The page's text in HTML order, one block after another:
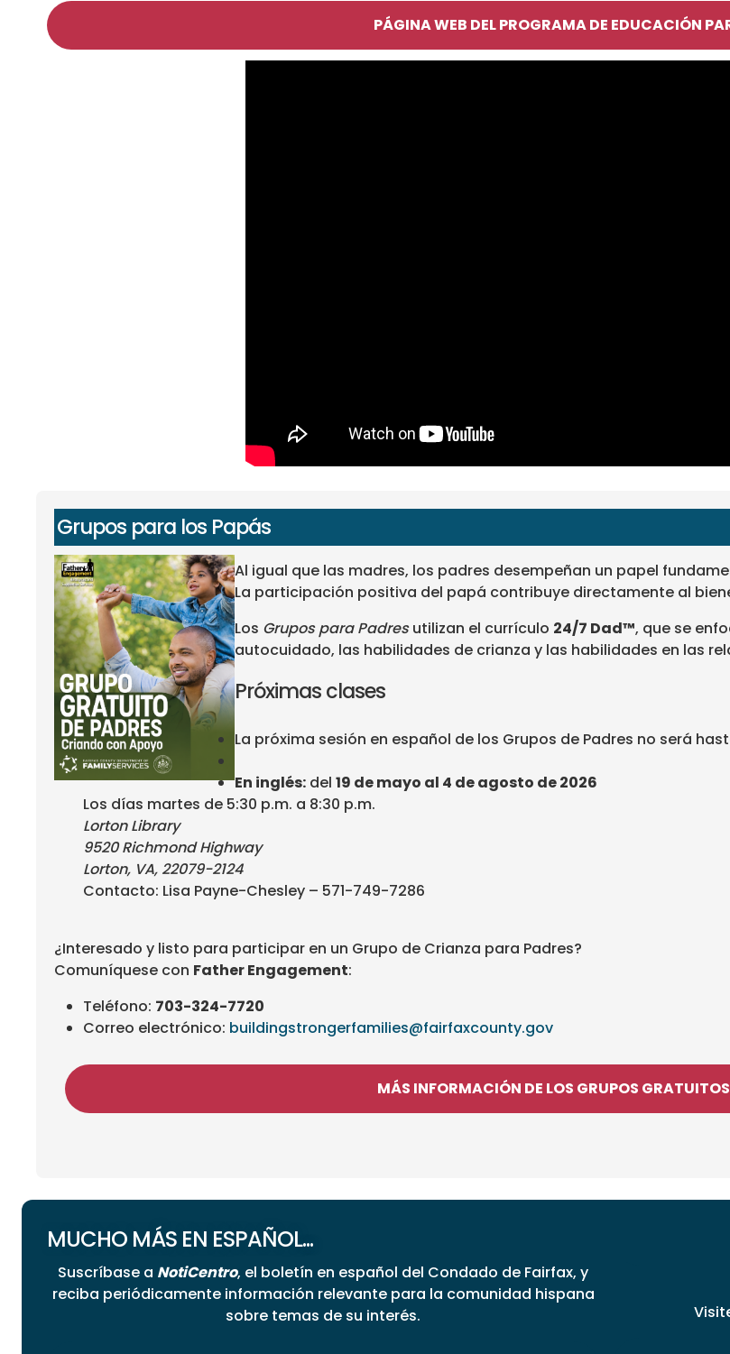
PÁGINA WEB DEL PROGRAMA DE EDUCACIÓN
Grupos para los Papás
Al igual que las madres, los padres desempeñan un papel
La participación positiva del papá contribuye directamente al
Los Grupos para Padresutilizan el currículo 24/7 Dad™, que se
autocuidado, las habilidades de crianza y las habilidades en las
Próximas clases
La próxima sesión en español de los Grupos de Padres no será
En inglés: del 19 de mayo al 4 de agosto de 2026
Los días martes de 5:30 p.m. a 8:30 p.m.
Lorton Library
9520 Richmond Highway
Lorton, VA, 22079-2124
Contacto: Lisa Payne-Chesley – 571-749-7286
¿Interesado y listo para participar en un Grupo de Crianza para Padres?
Comuníquese con Father Engagement:
Teléfono: 703-324-7720
Correo electrónico: buildingstrongerfamilies@fairfaxcounty.gov
MÁS INFORMACIÓN DE LOS GRUPOS
MUCHO MÁS EN ESPAÑOL...
Suscríbase a NotiCentro, el boletín en español del Condado de Fairfax, y
reciba periódicamente información relevante para la comunidad hispana
sobre temas de su interés.